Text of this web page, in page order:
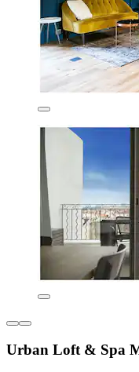
Urban Loft & Spa